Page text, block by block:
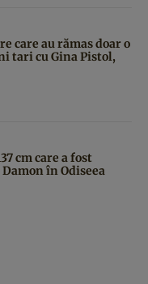
care au rămas doar o
tari cu Gina Pistol,
cm care a fost
în Odiseea